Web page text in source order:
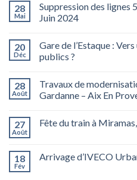
28
Mai
Suppression des lignes
Juin 2024
20
Déc
Gare de l’Estaque :
publics ?
28
Août
Travaux de
Gardanne – Aix En
27
Août
Fête du train à
18
Fév
Arrivage d’IVECO